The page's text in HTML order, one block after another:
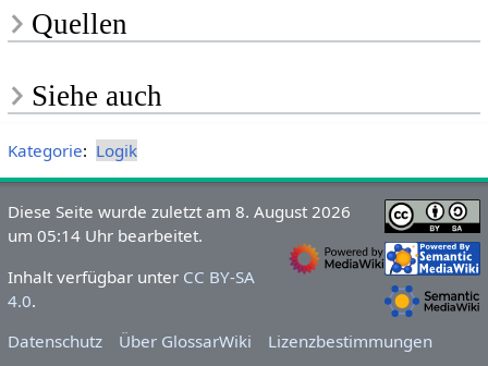
Quellen
Siehe auch
Kategorie: Logik
Diese Seite wurde zuletzt am 8. August 2026
um 05:14 Uhr bearbeitet.
Inhalt verfügbar unter CC BY-SA
4.0.
Datenschutz
Über GlossarWiki Lizenzbestimmungen